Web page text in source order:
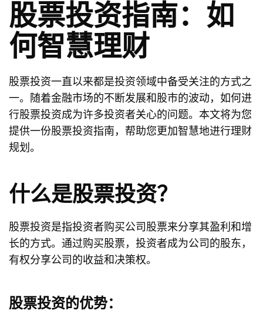
股票投资指南：如
何智慧理财
股票投资一直以来都是投资领域中备受关注的方式之
一。随着金融市场的不断发展和股市的波动，如何进
行股票投资成为许多投资者关心的问题。本文将为您
提供一份股票投资指南，帮助您更加智慧地进行理财
规划。
什么是股票投资？
股票投资是指投资者购买公司股票来分享其盈利和增
长的方式。通过购买股票，投资者成为公司的股东，
有权分享公司的收益和决策权。
股票投资的优势：